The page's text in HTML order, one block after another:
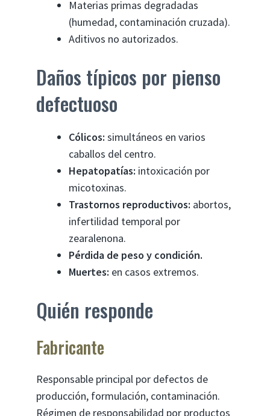
Materias primas degradadas
(humedad, contaminación cruzada).
Aditivos no autorizados.
Daños típicos por pienso
defectuoso
Cólicos: simultáneos en varios
caballos del centro.
Hepatopatías: intoxicación por
micotoxinas.
Trastornos reproductivos: abortos,
infertilidad temporal por
zearalenona.
Pérdida de peso y condición.
Muertes: en casos extremos.
Quién responde
Fabricante
Responsable principal por defectos de
producción, formulación, contaminación.
Régimen de responsabilidad por productos